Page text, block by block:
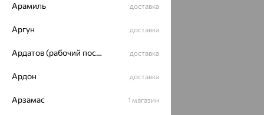
золото,
Арамиль доставка
Аргун доставка
Ардатов (рабочий поселок) доставка
Ардон доставка
Арзамас 1 магазин